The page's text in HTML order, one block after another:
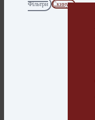
Фільтри
Скинути